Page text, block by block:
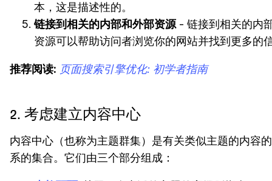
本，这是描述性的。
链接到相关的内部和外部资源- 链接到相关的内
资源可以帮助访问者浏览你的网站并找到更多的
推荐阅读: 页面搜索引擎优化: 初学者指南
2. 考虑建立内容中心
内容中心（也称为主题群集）是有关类似主题的内容
系的集合。它们由三个部分组成：